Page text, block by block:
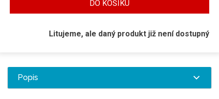
DO KOŠÍKU
Litujeme, ale daný produkt již není dostupný
Popis